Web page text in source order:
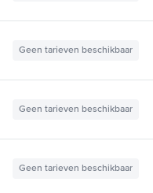
Geen tarieven beschikbaar
Geen tarieven beschikbaar
Geen tarieven beschikbaar